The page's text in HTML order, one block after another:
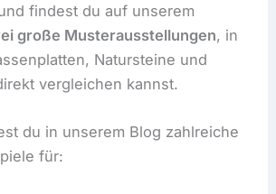
findest du auf unserem
große Musterausstellungen, in
Natursteine und
vergleichen kannst.
du in unserem Blog zahlreiche
für: